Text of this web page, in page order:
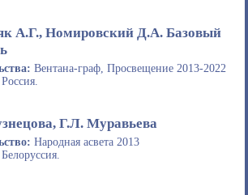
А.Г., Номировский Д.А. Базовый
Вентана-граф, Просвещение 2013-2022
Россия.
Г.Л. Муравьева
Народная асвета 2013
Белоруссия.